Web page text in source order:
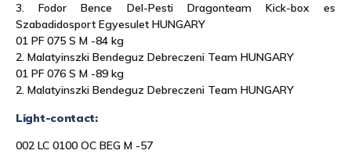
3. Fodor Bence Del-Pesti Dragonteam Kick-box es
Szabadidosport Egyesulet HUNGARY
01 PF 075 S M -84 kg
2. Malatyinszki Bendeguz Debreczeni Team HUNGARY
01 PF 076 S M -89 kg
2. Malatyinszki Bendeguz Debreczeni Team HUNGARY
Light-contact:
002 LC 0100 OC BEG M -57